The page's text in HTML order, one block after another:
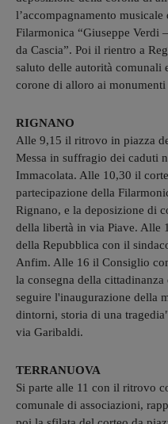
l’accompagnamento
Filarmonica “Giuseppe Verdi
da Cascia”. Poi il rientro a
saluto delle autorità comunali
corone di alloro ai
RIGNANO
Alle 9,15 il ritrovo in piazza
Messa in suffragio dei caduti
Immacolata. Alle 10,30 il
partecipazione della
Rignano, e la deposizione di
della libertà in via Piave. Alle
della Repubblica con il
Anfim. Alle 16 il Consiglio
la consegna della
seguire l'inaugurazione della
dintorni, storia di una
via Garibaldi.
TERRANUOVA
Si parte alle 11 con il ritrovo
comunale di associazioni,